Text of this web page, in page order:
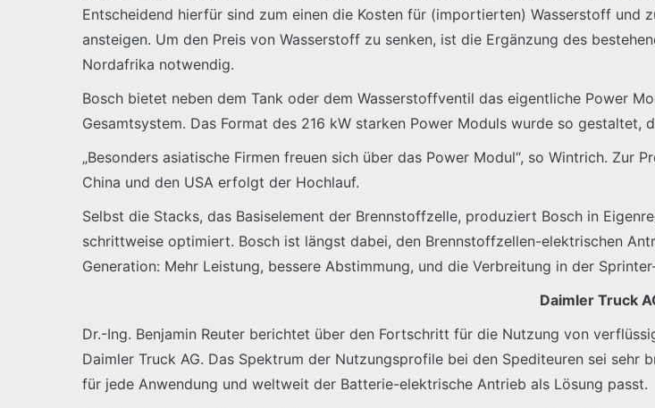
Entscheidend hierfür sind zum einen die Kosten für (importierten) Wasserstoff
ansteigen. Um den Preis von Wasserstoff zu senken, ist die Ergänzung des
Nordafrika notwendig.
Bosch bietet neben dem Tank oder dem Wasserstoffventil das eigentliche Power
Gesamtsystem. Das Format des 216 kW starken Power Moduls wurde so gestaltet,
„Besonders asiatische Firmen freuen sich über das Power Modul“, so Wintrich. Zur
China und den USA erfolgt der Hochlauf.
Selbst die Stacks, das Basiselement der Brennstoffzelle, produziert Bosch in
schrittweise optimiert. Bosch ist längst dabei, den Brennstoffzellen-elektrischen
Generation: Mehr Leistung, bessere Abstimmung, und die Verbreitung in der
Daimler Truck
Dr.-Ing. Benjamin Reuter berichtet über den Fortschritt für die Nutzung von
Daimler Truck AG. Das Spektrum der Nutzungsprofile bei den Spediteuren sei sehr
für jede Anwendung und weltweit der Batterie-elektrische Antrieb als Lösung passt.